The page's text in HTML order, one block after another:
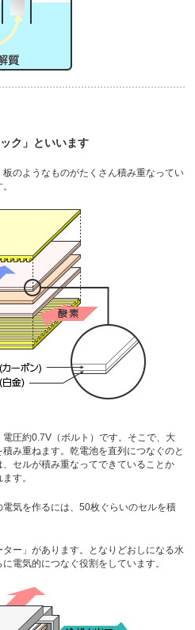
ク」といいます
のようなものがたくさん積み重なってい
電圧約0.7V（ボルト）です。そこで、大
み重ねます。乾電池を直列につなぐのと
セルが積み重なってできていることか
す。
電気を作るには、50枚ぐらいのセルを積
ター」があります。となりどおしになる水
電気的につなぐ役割をしています。